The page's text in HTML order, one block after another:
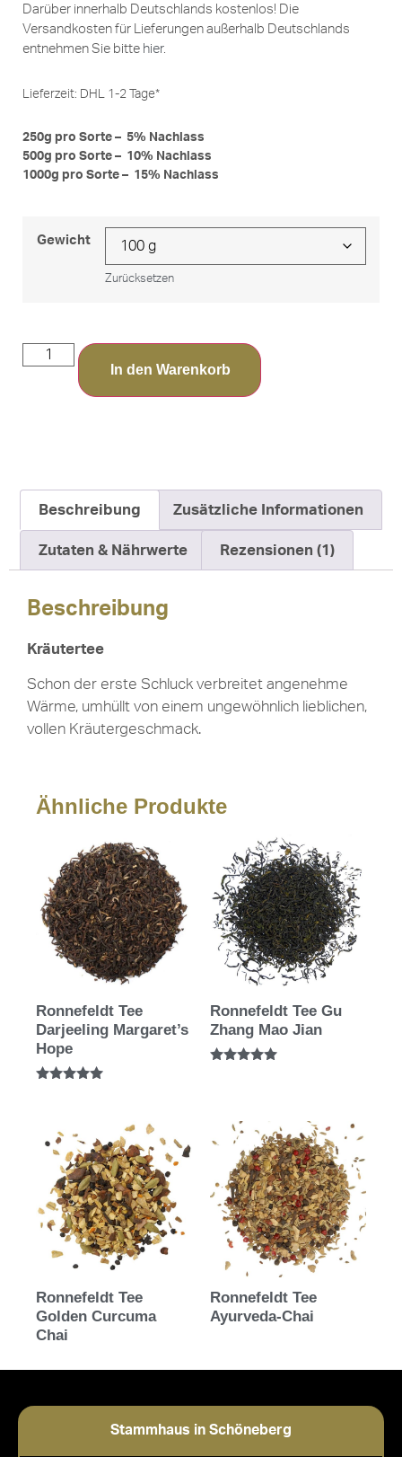
Darüber innerhalb Deutschlands kostenlos! Die
Versandkosten für Lieferungen außerhalb Deutschlands
entnehmen Sie bitte hier.
Lieferzeit: DHL 1-2 Tage*
250g pro Sorte – 5% Nachlass
500g pro Sorte – 10% Nachlass
1000g pro Sorte – 15% Nachlass
Gewicht
Zurücksetzen
In den Warenkorb
Beschreibung Zusätzliche Informationen
Zutaten & Nährwerte Rezensionen (1)
Beschreibung
Kräutertee
Schon der erste Schluck verbreitet angenehme
Wärme, umhüllt von einem ungewöhnlich lieblichen,
vollen Kräutergeschmack.
Ähnliche Produkte
Ronnefeldt Tee
Darjeeling Margaret’s
Hope
Ronnefeldt Tee Gu
Zhang Mao Jian
Ronnefeldt Tee
Golden Curcuma
Chai
Ronnefeldt Tee
Ayurveda-Chai
Stammhaus in Schöneberg